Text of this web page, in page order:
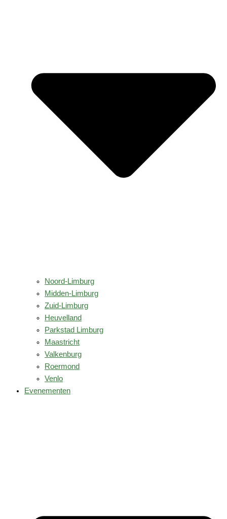
Noord-Limburg
Midden-Limburg
Zuid-Limburg
Heuvelland
Parkstad Limburg
Maastricht
Valkenburg
Roermond
Venlo
Evenementen